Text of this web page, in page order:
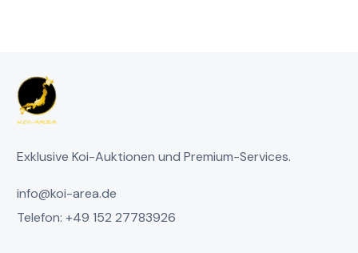
Exklusive Koi-Auktionen und Premium-Services.
info@koi-area.de
Telefon: +49 152 27783926